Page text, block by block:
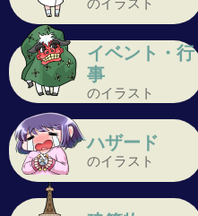
イベント・行
事
のイラスト
ハザード
のイラスト